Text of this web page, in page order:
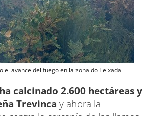
el avance del fuego en la zona do Teixadal
ha calcinado 2.600 hectáreas y
Trevinca y ahora la